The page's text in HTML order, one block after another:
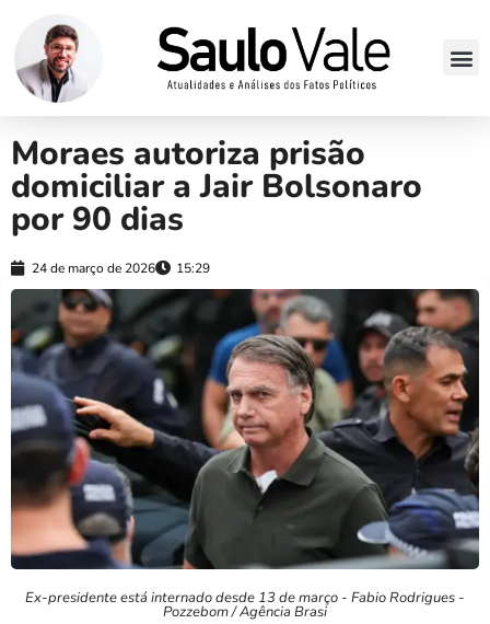
Moraes autoriza prisão
domiciliar a Jair Bolsonaro
por 90 dias
24 de março de 2026 15:29
Ex-presidente está internado desde 13 de março - Fabio Rodrigues -
Pozzebom / Agência Brasi